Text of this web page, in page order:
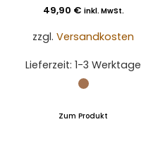
49,90 € inkl. MwSt.
zzgl.Versandkosten
Lieferzeit:1-3 Werktage
Zum Produkt